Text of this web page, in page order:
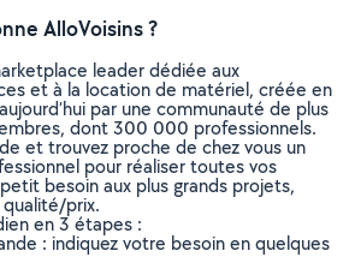
AlloVoisins ?
leader dédiée aux
et à la location de matériel, créée en
par une communauté de plus
dont 300 000 professionnels.
et trouvez proche de chez vous un
pour réaliser toutes vos
besoin aux plus grands projets,
prix.
en 3 étapes :
: indiquez votre besoin en quelques